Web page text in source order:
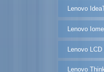
Lenovo
Lenovo
Lenovo LCD
Lenovo